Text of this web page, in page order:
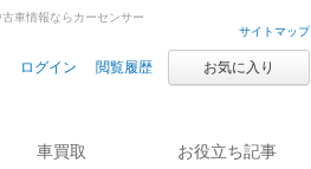
サイトマップ
ログイン 閲覧履歴 お気に入り
車買取 お役立ち記事
車情報ならカーセンサー